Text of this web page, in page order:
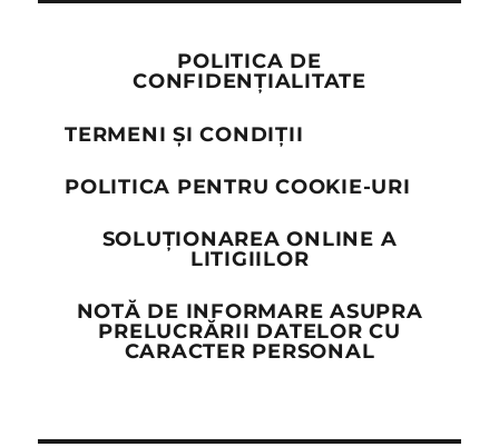
POLITICA DE
CONFIDENȚIALITATE
TERMENI ȘI CONDIȚII
POLITICA PENTRU COOKIE-URI
SOLUȚIONAREA ONLINE A
LITIGIILOR
NOTĂ DE INFORMARE ASUPRA
PRELUCRĂRII DATELOR CU
CARACTER PERSONAL